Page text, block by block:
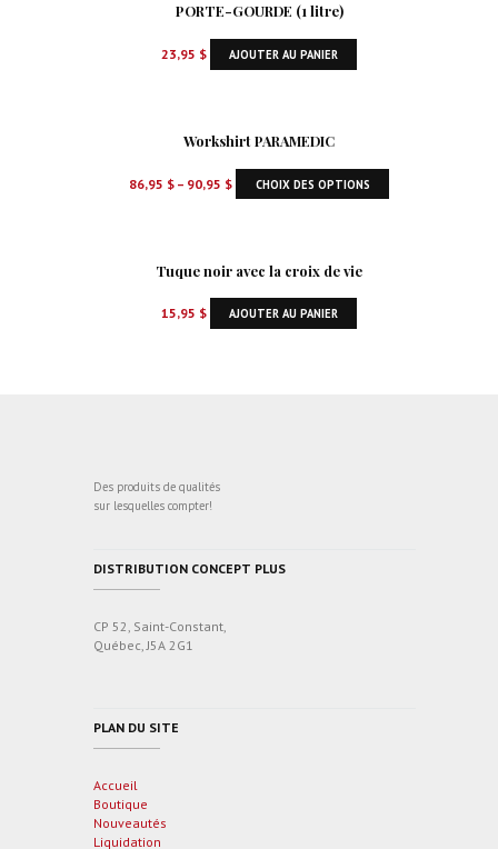
PORTE-GOURDE (1 litre)
23,95 $ AJOUTER AU PANIER
Workshirt PARAMEDIC
86,95 $ – 90,95 $ CHOIX DES OPTIONS
Tuque noir avec la croix de vie
15,95 $ AJOUTER AU PANIER
Des produits de qualités
sur lesquelles compter!
DISTRIBUTION CONCEPT PLUS
CP 52, Saint-Constant,
Québec, J5A 2G1
PLAN DU SITE
Accueil
Boutique
Nouveautés
Liquidation